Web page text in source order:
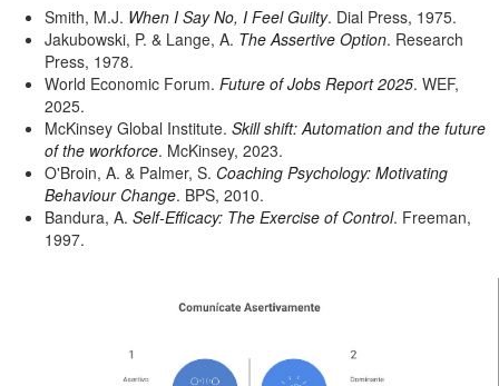
Smith, M.J. When I Say No, I Feel Guilty. Dial Press, 1975.
Jakubowski, P. & Lange, A. The Assertive Option. Research
Press, 1978.
World Economic Forum. Future of Jobs Report 2025. WEF,
2025.
McKinsey Global Institute. Skill shift: Automation and the future
of the workforce. McKinsey, 2023.
O'Broin, A. & Palmer, S. Coaching Psychology: Motivating
Behaviour Change. BPS, 2010.
Bandura, A. Self-Efficacy: The Exercise of Control. Freeman,
1997.